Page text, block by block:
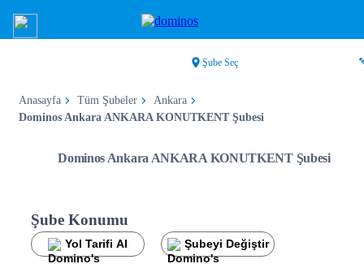
Şube Seç
Anasayfa Tüm Şubeler
Ankara
Dominos Ankara ANKARA KONUTKENT Şubesi
Dominos Ankara ANKARA KONUTKENT Şubesi
Şube Konumu
Yol Tarifi Al Şubeyi Değiştir